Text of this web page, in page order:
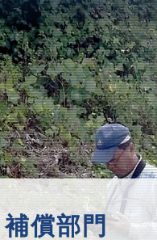
償部門